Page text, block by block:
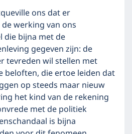
ons dat er
werking van ons
die bijna met de
gegeven zijn: de
tevreden wil stellen met
beloften, die ertoe leiden dat
op steeds maar nieuw
het kind van de rekening
met de politiek
is bijna